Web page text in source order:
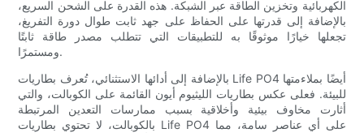
الكهربائية وتخزين الطاقة عبر الشبكة. هذه القدرة على الشحن السريع،
بالإضافة إلى قدرتها على الحفاظ على جهد ثابت طوال دورة التفريغ،
تجعلها خيارًا موثوقًا به للتطبيقات التي تتطلب مصدر طاقة ثابتًا
ومستمرًا.
بالإضافة إلى أدائها الاستثنائي، تُعرف بطاريات Life PO4 أيضًا بملاءمتها
للبيئة. فعلى عكس بطاريات الليثيوم أيون القائمة على الكوبالت، والتي
أثارت مخاوف بيئية وأخلاقية بسبب ممارسات التعدين المرتبطة
بالكوبالت، لا تحتوي بطاريات Life PO4 على أي عناصر سامة، مما